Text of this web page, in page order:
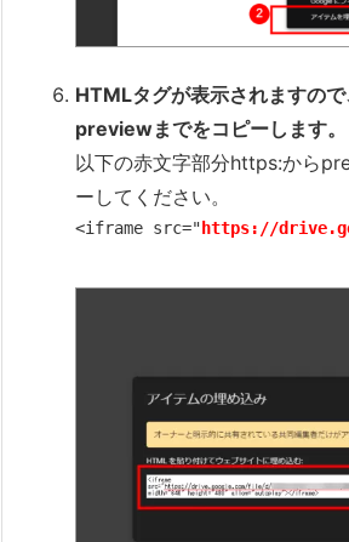
HTMLタグが表示されますの
previewまでをコピーします。
以下の赤文字部分https:から
ーしてください。
<iframe src=" https://